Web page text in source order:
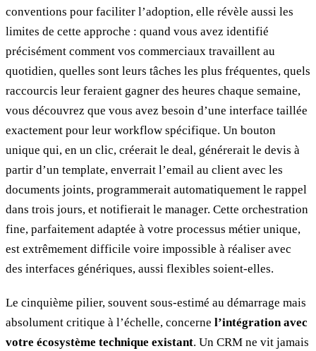
conventions pour faciliter l’adoption, elle révèle aussi les
limites de cette approche : quand vous avez identifié
précisément comment vos commerciaux travaillent au
quotidien, quelles sont leurs tâches les plus fréquentes, quels
raccourcis leur feraient gagner des heures chaque semaine,
vous découvrez que vous avez besoin d’une interface taillée
exactement pour leur workflow spécifique. Un bouton
unique qui, en un clic, créerait le deal, générerait le devis à
partir d’un template, enverrait l’email au client avec les
documents joints, programmerait automatiquement le rappel
dans trois jours, et notifierait le manager. Cette orchestration
fine, parfaitement adaptée à votre processus métier unique,
est extrêmement difficile voire impossible à réaliser avec
des interfaces génériques, aussi flexibles soient-elles.
Le cinquième pilier, souvent sous-estimé au démarrage mais
absolument critique à l’échelle, concerne l’intégration avec
votre écosystème technique existant. Un CRM ne vit jamais